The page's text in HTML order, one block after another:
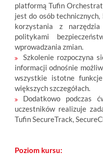
platformą Tufin
jest do osób
korzystania z
politykami
wprowadzania zmian.
Szkolenie rozpoczyna
informacji odnośnie
wszystkie istotne
większych szczegółach.
Dodatkowo podczas
uczestników realizuje
Tufin SecureTrack,
Poziom kursu: